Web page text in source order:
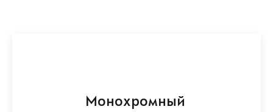
Монохромный